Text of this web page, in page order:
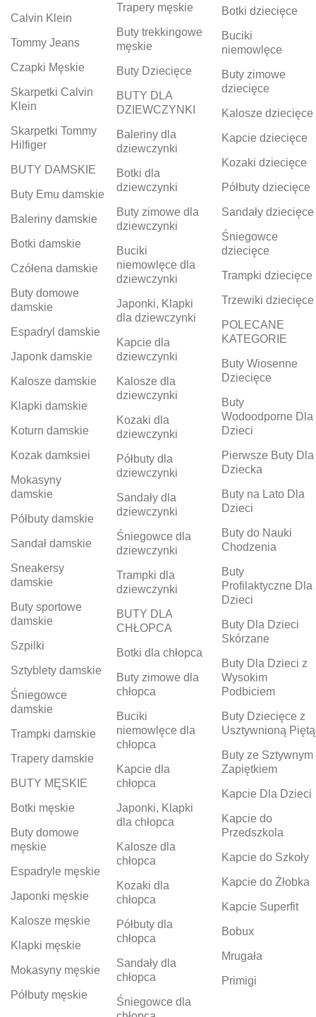
Calvin Klein
Tommy Jeans
Czapki Męskie
Skarpetki Calvin
Klein
Skarpetki Tommy
Hilfiger
BUTY DAMSKIE
Buty Emu damskie
Baleriny damskie
Botki damskie
Czółena damskie
Buty domowe
damskie
Espadryl damskie
Japonk damskie
Kalosze damskie
Klapki damskie
Koturn damskie
Kozak damksiei
Mokasyny
damskie
Półbuty damskie
Sandał damskie
Sneakersy
damskie
Buty sportowe
damskie
Szpilki
Sztyblety damskie
Śniegowce
damskie
Trampki damskie
Trapery damskie
BUTY MĘSKIE
Botki męskie
Buty domowe
męskie
Espadryle męskie
Japonki męskie
Kalosze męskie
Klapki męskie
Mokasyny męskie
Półbuty męskie
Trapery męskie
Buty trekkingowe
męskie
Buty Dziecięce
BUTY DLA
DZIEWCZYNKI
Baleriny dla
dziewczynki
Botki dla
dziewczynki
Buty zimowe dla
dziewczynki
Buciki
niemowlęce dla
dziewczynki
Japonki, Klapki
dla dziewczynki
Kapcie dla
dziewczynki
Kalosze dla
dziewczynki
Kozaki dla
dziewczynki
Półbuty dla
dziewczynki
Sandały dla
dziewczynki
Śniegowce dla
dziewczynki
Trampki dla
dziewczynki
BUTY DLA
CHŁOPCA
Botki dla chłopca
Buty zimowe dla
chłopca
Buciki
niemowlęce dla
chłopca
Kapcie dla
chłopca
Japonki, Klapki
dla chłopca
Kalosze dla
chłopca
Kozaki dla
chłopca
Półbuty dla
chłopca
Sandały dla
chłopca
Śniegowce dla
Botki dziecięce
Buciki
niemowlęce
Buty zimowe
dziecięce
Kalosze dziecięce
Kapcie dziecięce
Kozaki dziecięce
Półbuty dziecięce
Sandały dziecięce
Śniegowce
dziecięce
Trampki dziecięce
Trzewiki dziecięce
POLECANE
KATEGORIE
Buty Wiosenne
Dziecięce
Buty
Wodoodporne Dla
Dzieci
Pierwsze Buty Dla
Dziecka
Buty na Lato Dla
Dzieci
Buty do Nauki
Chodzenia
Buty
Profilaktyczne Dla
Dzieci
Buty Dla Dzieci
Skórzane
Buty Dla Dzieci z
Wysokim
Podbiciem
Buty Dziecięce z
Usztywnioną Piętą
Buty ze Sztywnym
Zapiętkiem
Kapcie Dla Dzieci
Kapcie do
Przedszkola
Kapcie do Szkoły
Kapcie do Żłobka
Kapcie Superfit
Bobux
Mrugała
Primigi